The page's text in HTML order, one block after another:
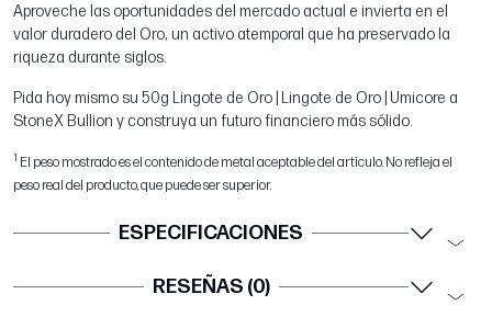
Aproveche las oportunidades del mercado actual e invierta en el
valor duradero del Oro, un activo atemporal que ha preservado la
riqueza durante siglos.
Pida hoy mismo su 50g Lingote de Oro | Lingote de Oro | Umicore a
StoneX Bullion y construya un futuro financiero más sólido.
1 El peso mostrado es el contenido de metal aceptable del artículo. No refleja el
peso real del producto, que puede ser superior.
ESPECIFICACIONES
RESEÑAS (0)